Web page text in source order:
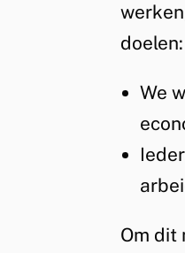
doelen:
We
Om dit